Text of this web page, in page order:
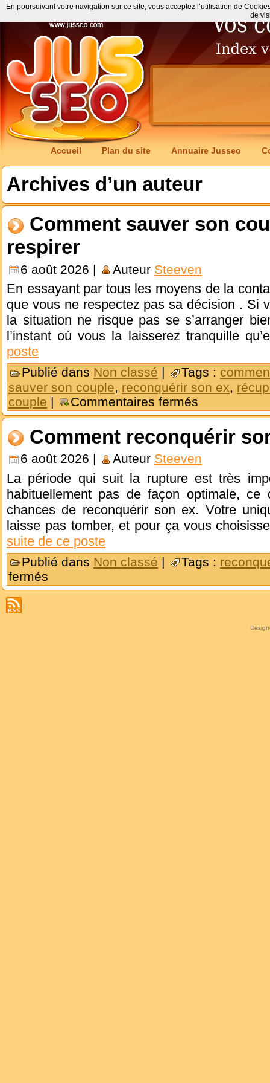
Accueil Plan du site Annuaire Jusseo
Archives d’un auteur
Comment sauver son
respirer
6 août 2026 | Auteur Steeven
En essayant par tous les moyens de la
que vous ne respectez pas sa décision . Si
la situation ne risque pas se s’arranger
l’instant où vous la laisserez tranquille
poste
Publié dans Non classé | Tags :
sauver son couple, reconquérir son ex,
couple | Commentaires fermés
Comment reconquérir
6 août 2026 | Auteur Steeven
La période qui suit la rupture est très
habituellement pas de façon optimale,
chances de reconquérir son ex. Votre
laisse pas tomber, et pour ça vous
suite de ce poste
Publié dans Non classé | Tags :
fermés
En poursuivant votre navigation sur ce site, vous acceptez l’utilisation de
de